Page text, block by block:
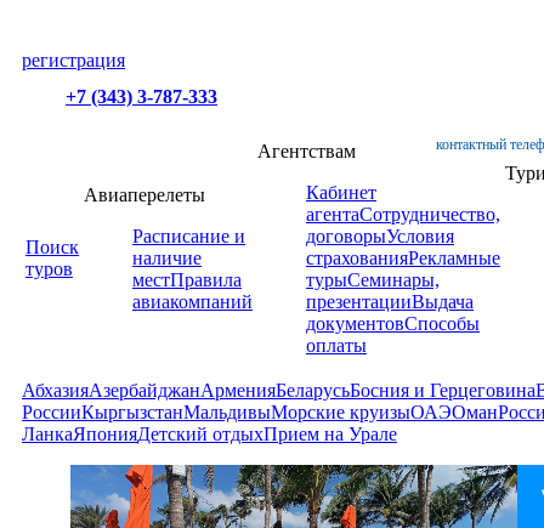
регистрация
+7 (343) 3-787-333
контактный
Поиск
туров
Авиаперелеты
Расписание и
наличие
местПравила
авиакомпаний
Агентствам
Кабинет
агентаСотрудничество,
договорыУсловия
страхованияРекламные
турыСеминары,
презентацииВыдача
документовСпособы
оплаты
АбхазияАзербайджанАрменияБеларусьБосния и Герцеговина
РоссииКыргызстанМальдивыМорские круизыОАЭОман
ЛанкаЯпонияДетский отдыхПрием на Урале